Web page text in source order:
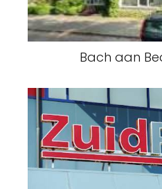
Bach aan